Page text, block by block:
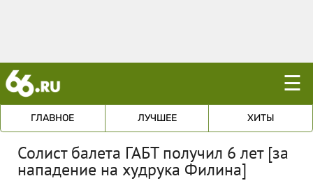
☰
ГЛАВНОЕ ЛУЧШЕЕ ХИТЫ
Солист балета ГАБТ получил 6 лет [за
нападение на худрука Филина]